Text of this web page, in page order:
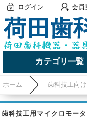
ログイン 会員
カテゴリ一覧
ホーム 歯科技工向
歯科技工用マイクロモー